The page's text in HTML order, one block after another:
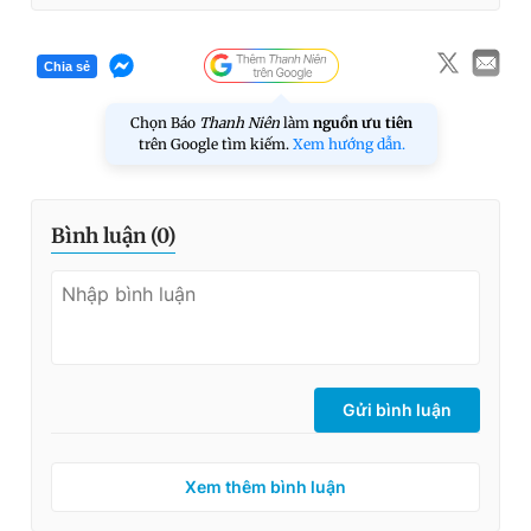
Chia sẻ
Chọn Báo Thanh Niên làm nguồn ưu tiên
trên Google tìm kiếm. Xem hướng dẫn.
Bình luận (0)
Gửi bình luận
Xem thêm bình luận